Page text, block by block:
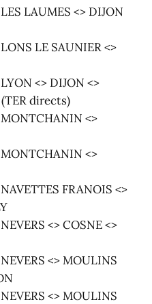
LAUMES <> DIJON
LE SAUNIER <>
<> DIJON <>
(TER directs)
<>
<>
FRANOIS <>
<> COSNE <>
<> MOULINS
<> MOULINS